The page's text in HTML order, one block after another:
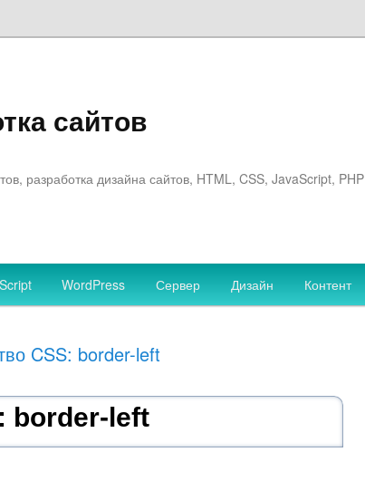
сайтов
разработка дизайна сайтов, HTML, CSS, JavaScript, PHP
WordPress Сервер Дизайн Контент
CSS: border-left
border-left